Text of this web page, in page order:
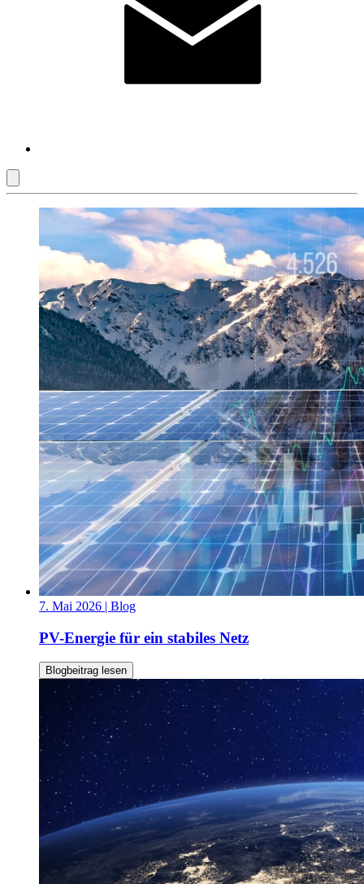
7. Mai 2026 | Blog
PV-Energie für ein stabiles Netz
Blogbeitrag lesen